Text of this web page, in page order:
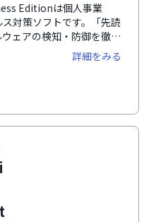
Editionは個人事業
対策ソフトです。「先読
ェアの検知・防御を徹底
策ソフトとあわせて導入す
ティを構築できます。
詳細をみる